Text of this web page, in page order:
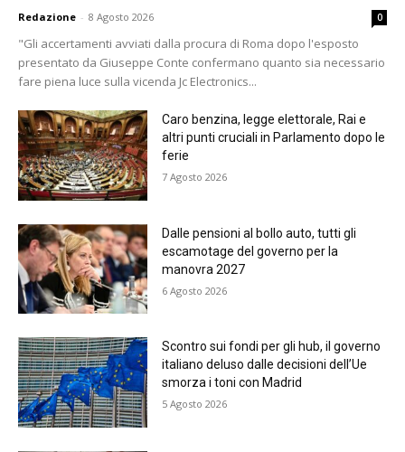
Redazione - 8 Agosto 2026 0
"Gli accertamenti avviati dalla procura di Roma dopo l'esposto
presentato da Giuseppe Conte confermano quanto sia necessario
fare piena luce sulla vicenda Jc Electronics...
Caro benzina, legge elettorale, Rai e
altri punti cruciali in Parlamento dopo le
ferie
7 Agosto 2026
Dalle pensioni al bollo auto, tutti gli
escamotage del governo per la
manovra 2027
6 Agosto 2026
Scontro sui fondi per gli hub, il governo
italiano deluso dalle decisioni dell’Ue
smorza i toni con Madrid
5 Agosto 2026